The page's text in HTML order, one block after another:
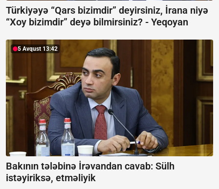
Türkiyəyə “Qars bizimdir” deyirsiniz, İrana niyə
“Xoy bizimdir” deyə bilmirsiniz? - Yeqoyan
5 Avqust 13:42
Bakının tələbinə İrəvandan cavab: Sülh
istəyiriksə, etməliyik